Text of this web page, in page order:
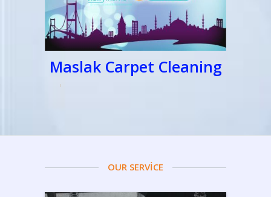
Maslak Carpet Cleaning
OUR SERVİCE